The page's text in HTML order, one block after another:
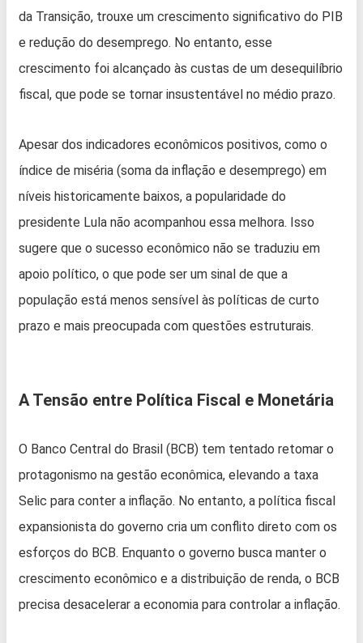
da Transição, trouxe um crescimento significativo do PIB
e redução do desemprego. No entanto, esse
crescimento foi alcançado às custas de um desequilíbrio
fiscal, que pode se tornar insustentável no médio prazo.
Apesar dos indicadores econômicos positivos, como o
índice de miséria (soma da inflação e desemprego) em
níveis historicamente baixos, a popularidade do
presidente Lula não acompanhou essa melhora. Isso
sugere que o sucesso econômico não se traduziu em
apoio político, o que pode ser um sinal de que a
população está menos sensível às políticas de curto
prazo e mais preocupada com questões estruturais.
A Tensão entre Política Fiscal e Monetária
O Banco Central do Brasil (BCB) tem tentado retomar o
protagonismo na gestão econômica, elevando a taxa
Selic para conter a inflação. No entanto, a política fiscal
expansionista do governo cria um conflito direto com os
esforços do BCB. Enquanto o governo busca manter o
crescimento econômico e a distribuição de renda, o BCB
precisa desacelerar a economia para controlar a inflação.